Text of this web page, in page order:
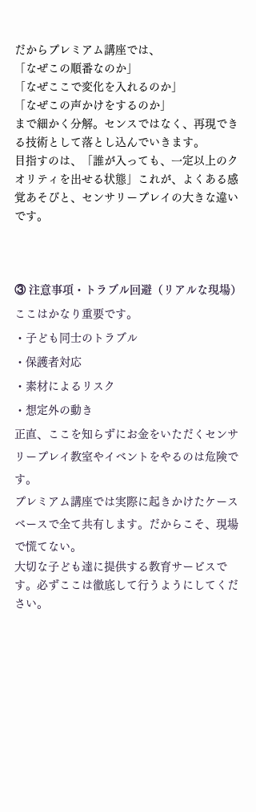
だからプレミアム講座では、
「なぜこの順番なのか」
「なぜここで変化を入れるのか」
「なぜこの声かけをするのか」
まで細かく分解。センスではなく、再現でき
る技術として落とし込んでいきます。
目指すのは、「誰が入っても、一定以上のク
オリティを出せる状態」これが、よくある感
覚あそびと、センサリープレイの大きな違い
です。
③ 注意事項・トラブル回避（リアルな現場）
ここはかなり重要です。
・子ども同士のトラブル
・保護者対応
・素材によるリスク
・想定外の動き
正直、ここを知らずにお金をいただくセンサ
リープレイ教室やイベントをやるのは危険で
す。
プレミアム講座では実際に起きかけたケース
ベースで全て共有します。だからこそ、現場
で慌てない。
大切な子ども達に提供する教育サービスで
す。必ずここは徹底して行うようにしてくだ
さい。